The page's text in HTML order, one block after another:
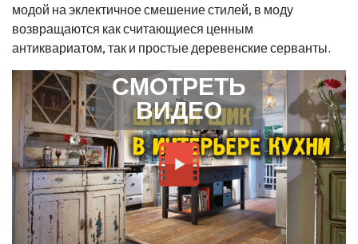
модой на эклектичное смешение стилей, в моду
возвращаются как считающиеся ценным
антиквариатом, так и простые деревенские серванты.
СМОТРЕТЬ
ВИДЕО